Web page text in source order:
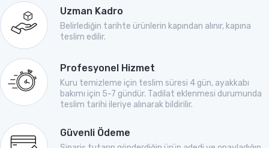
Uzman Kadro
Belirlediğin tarihte ürünlerin kapından alınır, kapına
teslim edilir.
Profesyonel Hizmet
Kuru temizleme için teslim süresi 4 gün, ayakkabı
bakımı için 5-7 gündür. Tadilat eklenmesi durumunda
teslim tarihi ileriye alınarak bildirilir.
Güvenli Ödeme